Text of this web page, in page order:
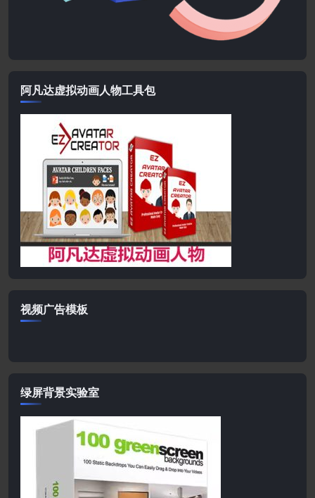
阿凡达虚拟动画人物工具包
视频广告模板
绿屏背景实验室